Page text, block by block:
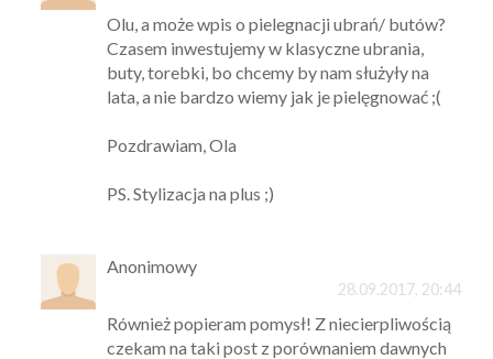
Olu, a może wpis o pielegnacji ubrań/ butów?
Czasem inwestujemy w klasyczne ubrania,
buty, torebki, bo chcemy by nam służyły na
lata, a nie bardzo wiemy jak je pielęgnować ;(
Pozdrawiam, Ola
PS. Stylizacja na plus ;)
Anonimowy
28.09.2017, 20:44
Również popieram pomysł! Z niecierpliwością
czekam na taki post z porównaniem dawnych